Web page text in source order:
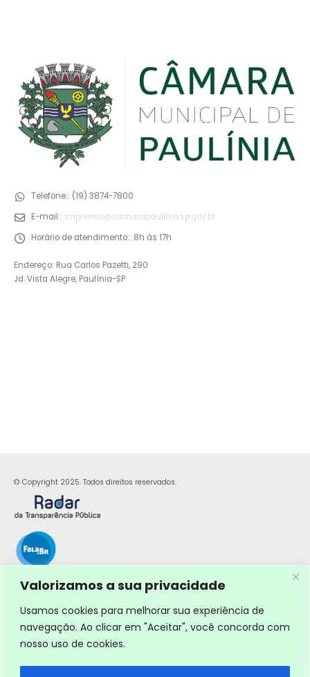
Valorizamos a sua privacidade
Usamos cookies para melhorar sua experiência de
navegação. Ao clicar em "Aceitar", você concorda com
nosso uso de cookies.
Telefone:: (19) 3874-7800
E-mail:: imprensa@camarapaulinia.sp.gov.br
Horário de atendimento:: 8h às 17h
Endereço: Rua Carlos Pazetti, 290
Jd. Vista Alegre, Paulínia-SP
© Copyright 2025. Todos direitos reservados.